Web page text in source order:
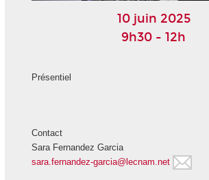
10 juin 2025
9h30 - 12h
Présentiel
Contact
Sara Fernandez Garcia
sara.fernandez-garcia@lecnam.net